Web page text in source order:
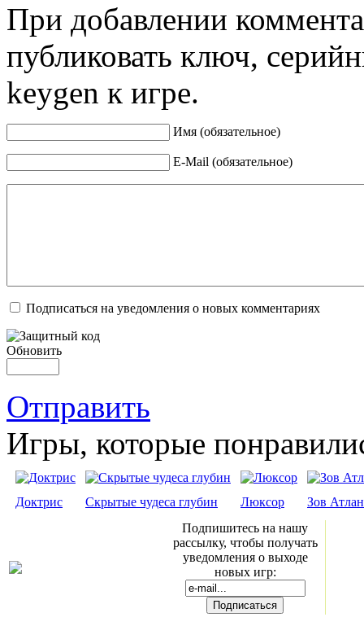
При добавлении
публиковать ключ,
keygen к игре.
Имя (обязательное)
E-Mail (обязательное)
Подписаться на уведомления о новых комментариях
Обновить
Отправить
Игры, которые
Доктрис Скрытые чудеса глубин Люксор
Зов
Подпишитесь на нашу
рассылку, чтобы получать
уведомления о выходе
новых игр: